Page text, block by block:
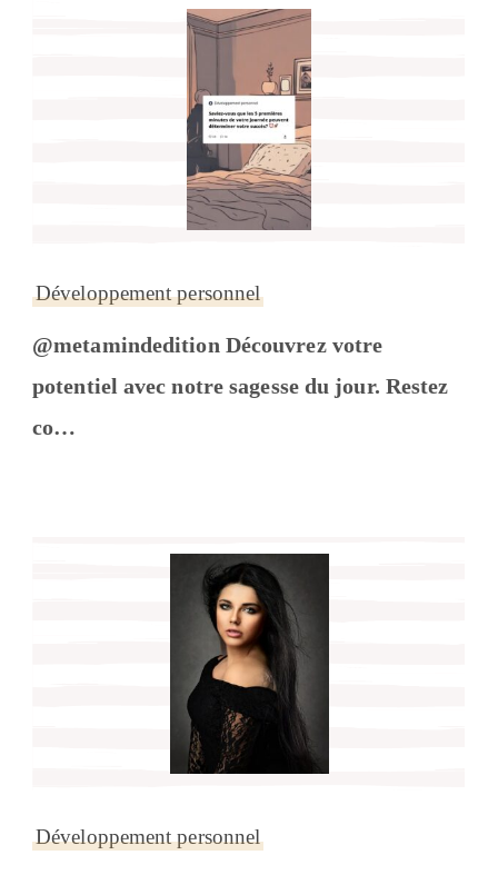
Développement personnel
@metamindedition Découvrez votre
potentiel avec notre sagesse du jour. Restez
co…
Développement personnel